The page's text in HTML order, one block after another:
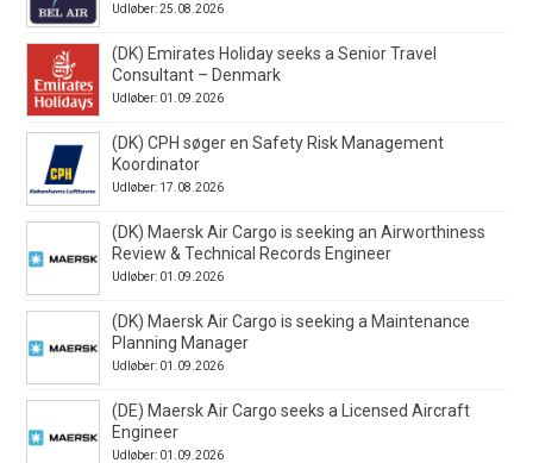
Udløber: 25.08.2026
(DK) Emirates Holiday seeks a Senior Travel
Consultant – Denmark
Udløber: 01.09.2026
(DK) CPH søger en Safety Risk Management
Koordinator
Udløber: 17.08.2026
(DK) Maersk Air Cargo is seeking an Airworthiness
Review & Technical Records Engineer
Udløber: 01.09.2026
(DK) Maersk Air Cargo is seeking a Maintenance
Planning Manager
Udløber: 01.09.2026
(DE) Maersk Air Cargo seeks a Licensed Aircraft
Engineer
Udløber: 01.09.2026